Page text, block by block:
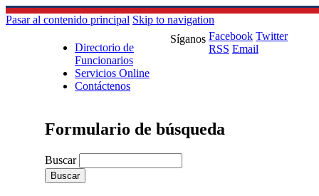
Pasar al contenido principal Skip to navigation
Directorio de
Funcionarios
Servicios Online
Contáctenos
Síganos Facebook Twitter
RSS Email
Formulario de búsqueda
Buscar